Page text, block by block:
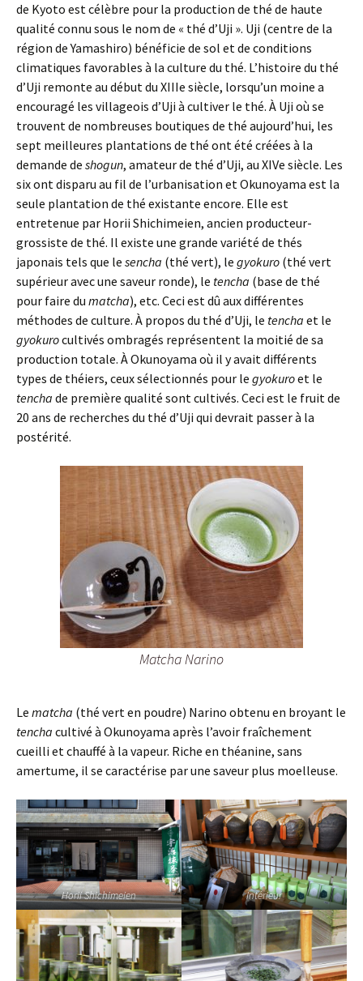
de Kyoto est célèbre pour la production de thé de haute
qualité connu sous le nom de « thé d’Uji ». Uji (centre de la
région de Yamashiro) bénéficie de sol et de conditions
climatiques favorables à la culture du thé. L’histoire du thé
d’Uji remonte au début du XIIIe siècle, lorsqu’un moine a
encouragé les villageois d’Uji à cultiver le thé. À Uji où se
trouvent de nombreuses boutiques de thé aujourd’hui, les
sept meilleures plantations de thé ont été créées à la
demande de shogun, amateur de thé d’Uji, au XIVe siècle. Les
six ont disparu au fil de l’urbanisation et Okunoyama est la
seule plantation de thé existante encore. Elle est
entretenue par Horii Shichimeien, ancien producteur-
grossiste de thé. Il existe une grande variété de thés
japonais tels que le sencha (thé vert), le gyokuro (thé vert
supérieur avec une saveur ronde), le tencha (base de thé
pour faire du matcha), etc. Ceci est dû aux différentes
méthodes de culture. À propos du thé d’Uji, le tencha et le
gyokurocultivés ombragés représentent la moitié de sa
production totale. À Okunoyama où il y avait différents
types de théiers, ceux sélectionnés pour le gyokuroet le
tencha de première qualité sont cultivés. Ceci est le fruit de
20 ans de recherches du thé d’Uji qui devrait passer à la
postérité.
Matcha Narino
Le matcha (thé vert en poudre) Narino obtenu en broyant le
tencha cultivé à Okunoyama après l’avoir fraîchement
cueilli et chauffé à la vapeur. Riche en théanine, sans
amertume, il se caractérise par une saveur plus moelleuse.
Horii Shichimeien Intérieur